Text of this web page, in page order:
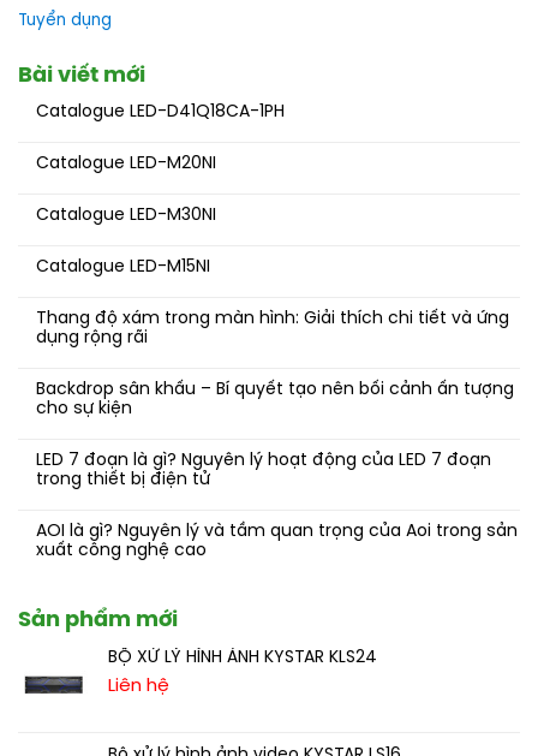
Tuyển dụng
Bài viết mới
Catalogue LED-D41Q18CA-1PH
Catalogue LED-M20NI
Catalogue LED-M30NI
Catalogue LED-M15NI
Thang độ xám trong màn hình: Giải thích chi tiết và ứng
dụng rộng rãi
Backdrop sân khấu – Bí quyết tạo nên bối cảnh ấn tượng
cho sự kiện
LED 7 đoạn là gì? Nguyên lý hoạt động của LED 7 đoạn
trong thiết bị điện tử
AOI là gì? Nguyên lý và tầm quan trọng của Aoi trong sản
xuất công nghệ cao
Sản phẩm mới
BỘ XỬ LÝ HÌNH ẢNH KYSTAR KLS24
Liên hệ